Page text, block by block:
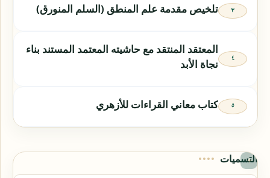
تلخيص مقدمة علم المنطق (السلم المنورق)
المعتقد المنتقد مع حاشيته المعتمد المستند بناء
نجاة الأبد
كتاب معاني القراءات للأزهري
التسميات